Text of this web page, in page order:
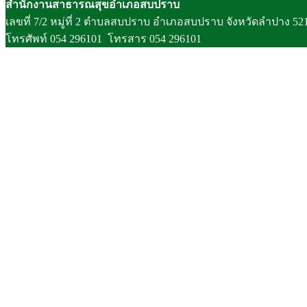
สำนักงานสาธารณสุขอำเภอสบปราบ
เลขที่ 7/2 หมู่ที่ 2 ตำบลสบปราบ อำเภอสบปราบ จังหวัดลำปาง
โทรศัพท์ 054 296101 โทรสาร 054 296101